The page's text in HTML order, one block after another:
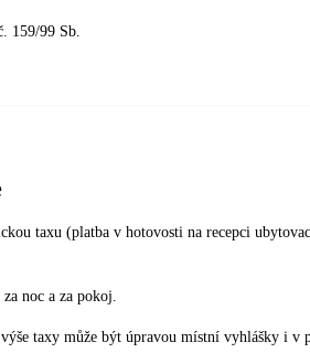
159/99 Sb.
taxu (platba v hotovosti na recepci
noc a za pokoj.
taxy může být úpravou místní vyhlášky i